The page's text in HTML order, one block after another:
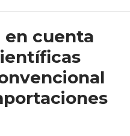
en cuenta